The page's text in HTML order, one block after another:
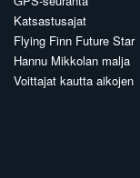
Katsastusajat
Flying Finn Future Star
Hannu Mikkolan malja
Voittajat kautta aikojen